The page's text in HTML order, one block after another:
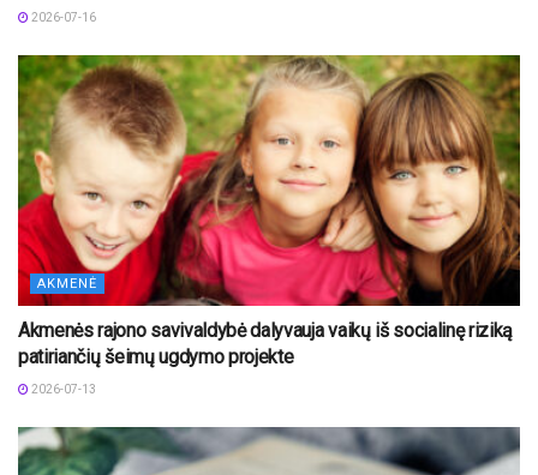
2026-07-16
AKMENĖ
Akmenės rajono savivaldybė dalyvauja vaikų iš socialinę riziką
patiriančių šeimų ugdymo projekte
2026-07-13